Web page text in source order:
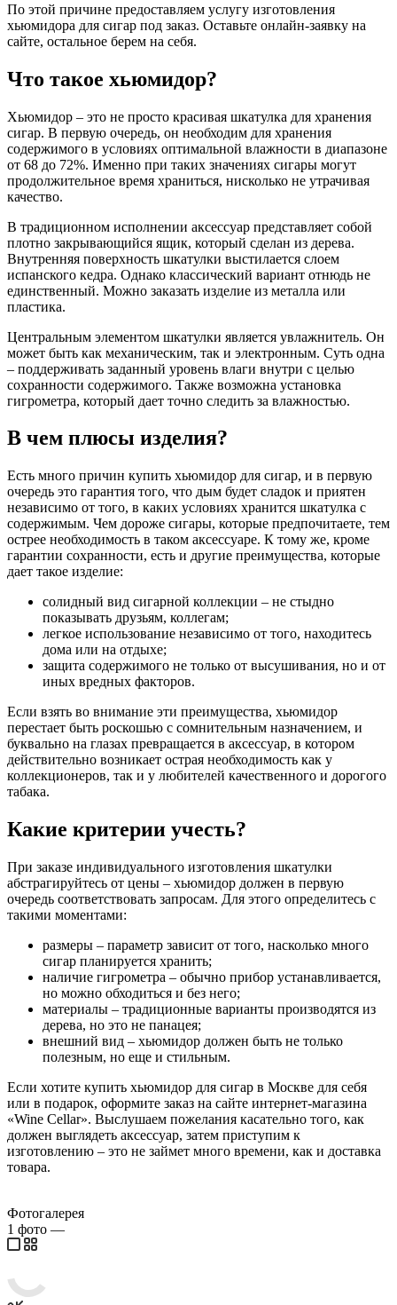
По этой причине предоставляем услугу изготовления
хьюмидора для сигар под заказ. Оставьте онлайн-заявку на
сайте, остальное берем на себя.
Что такое хьюмидор?
Хьюмидор – это не просто красивая шкатулка для хранения
сигар. В первую очередь, он необходим для хранения
содержимого в условиях оптимальной влажности в диапазоне
от 68 до 72%. Именно при таких значениях сигары могут
продолжительное время храниться, нисколько не утрачивая
качество.
В традиционном исполнении аксессуар представляет собой
плотно закрывающийся ящик, который сделан из дерева.
Внутренняя поверхность шкатулки выстилается слоем
испанского кедра. Однако классический вариант отнюдь не
единственный. Можно заказать изделие из металла или
пластика.
Центральным элементом шкатулки является увлажнитель. Он
может быть как механическим, так и электронным. Суть одна
– поддерживать заданный уровень влаги внутри с целью
сохранности содержимого. Также возможна установка
гигрометра, который дает точно следить за влажностью.
В чем плюсы изделия?
Есть много причин купить хьюмидор для сигар, и в первую
очередь это гарантия того, что дым будет сладок и приятен
независимо от того, в каких условиях хранится шкатулка с
содержимым. Чем дороже сигары, которые предпочитаете, тем
острее необходимость в таком аксессуаре. К тому же, кроме
гарантии сохранности, есть и другие преимущества, которые
дает такое изделие:
солидный вид сигарной коллекции – не стыдно
показывать друзьям, коллегам;
легкое использование независимо от того, находитесь
дома или на отдыхе;
защита содержимого не только от высушивания, но и от
иных вредных факторов.
Если взять во внимание эти преимущества, хьюмидор
перестает быть роскошью с сомнительным назначением, и
буквально на глазах превращается в аксессуар, в котором
действительно возникает острая необходимость как у
коллекционеров, так и у любителей качественного и дорогого
табака.
Какие критерии учесть?
При заказе индивидуального изготовления шкатулки
абстрагируйтесь от цены – хьюмидор должен в первую
очередь соответствовать запросам. Для этого определитесь с
такими моментами:
размеры – параметр зависит от того, насколько много
сигар планируется хранить;
наличие гигрометра – обычно прибор устанавливается,
но можно обходиться и без него;
материалы – традиционные варианты производятся из
дерева, но это не панацея;
внешний вид – хьюмидор должен быть не только
полезным, но еще и стильным.
Если хотите купить хьюмидор для сигар в Москве для себя
или в подарок, оформите заказ на сайте интернет-магазина
«Wine Cellar». Выслушаем пожелания касательно того, как
должен выглядеть аксессуар, затем приступим к
изготовлению – это не займет много времени, как и доставка
товара.
Фотогалерея
1 фото —